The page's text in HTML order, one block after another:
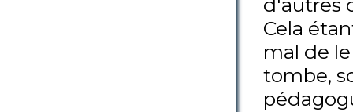
d'autres
Cela
mal de
tombe,